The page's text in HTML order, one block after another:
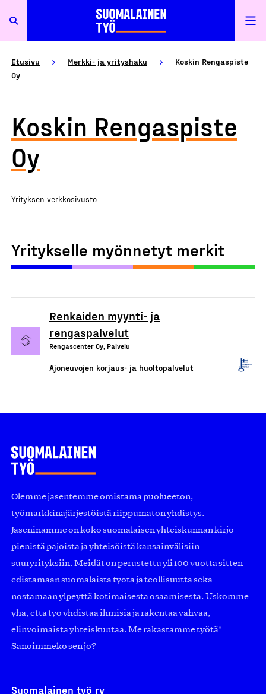
Etusivu Merkki- ja yrityshaku
Koskin Rengaspiste
Oy
Koskin Rengaspiste
Oy
Yrityksen verkkosivusto
Yritykselle myönnetyt merkit
Renkaiden myynti- ja
rengaspalvelut
Rengascenter Oy, Palvelu
Ajoneuvojen korjaus- ja huoltopalvelut
Olemme jäsentemme omistama puolueeton,
työmarkkinajärjestöistä riippumaton yhdistys.
Jäseninämme on koko suomalaisen yhteiskunnan kirjo
pienistä pajoista ja yhteisöistä kansainvälisiin
suuryrityksiin. Meidät on perustettu yli 100 vuotta sitten
edistämään suomalaista työtä ja teollisuutta sekä
nostamaan ylpeyttä kotimaisesta osaamisesta. Uskomme
yhä, että työ yhdistää ihmisiä ja rakentaa vahvaa,
elinvoimaista yhteiskuntaa. Me rakastamme työtä!
Sanoimmeko sen jo?
Suomalainen työ ry